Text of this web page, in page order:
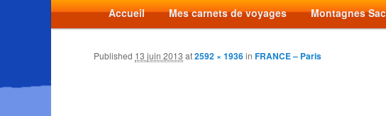
Accueil Mes carnets de voyages Montagnes
Published 13 juin 2013 at2592 × 1936in FRANCE – Paris